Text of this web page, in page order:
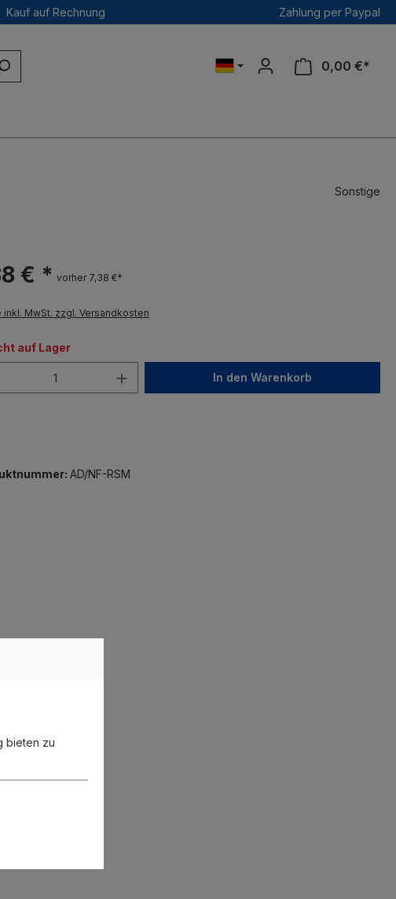
Kauf auf Rechnung Zahlung per Paypal
0,00 €*
Sonstige
€ * vorher 7,38 €*
inkl. MwSt. zzgl. Versandkosten
auf Lager
In den Warenkorb
AD/NF-RSM
bieten zu